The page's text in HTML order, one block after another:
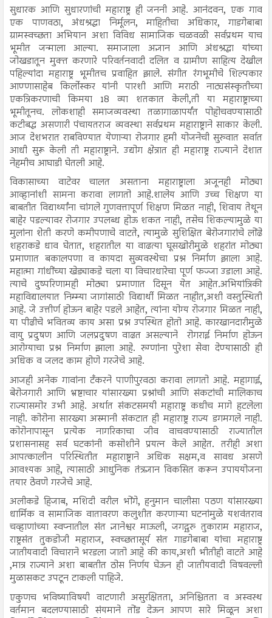
सुधारक आणि सुधारणांची महाराष्ट्र ही जननी आहे. आनंदवन, एक गाव
एक पाणवठा, अंधश्रद्धा निर्मूलन, माहितीचा अधिकार, गाडगेबाबा
ग्रामस्वच्छता अभियान अशा विविध सामाजिक चळवळी सर्वप्रथम याच
भूमीत जन्माला आल्या. समाजाला अज्ञान आणि अंधश्रद्धा यांच्या
जोखडातून मुक्त करणारे परिवर्तनवादी दलित व ग्रामीण साहित्य देखील
पहिल्यांदा महाराष्ट्र भूमीतच प्रवाहित झाले. संगीत रंगभूमीचे शिल्पकार
आण्णासाहेब किर्लोस्कर यांनी पारशी आणि मराठी नाट्यसंस्कृतीच्या
एकत्रिकरणाची किमया 18 व्या शतकात केली,ती या महाराष्ट्राच्या
भूमीतूनच. लोकशाही समाजव्यवस्था तळागाळापर्यंत पोहोचवण्यासाठी
कटीबद्ध असणारी पंचायतराज व्यवस्था सर्वप्रथम महाराष्ट्राने साकार केली.
आज देशभरात राबविण्यात येणाऱ्या रोजगार हमी योजनेची सुरुवात सर्वात
आधी सुरू केली ती महाराष्ट्राने. उद्योग क्षेत्रात ही महाराष्ट्र राज्याने देशात
नेहमीच आघाडी घेतली आहे.
विकासाच्या वाटेवर चालत असताना महाराष्ट्राला अजूनही मोठ्या
आव्हानांशी सामना करावा लागतो आहे.शालेय आणि उच्च शिक्षण या
बाबतीत विद्यार्थ्यांना चांगले गुणवत्तापूर्ण शिक्षण मिळत नाही, शिवाय तेथून
बाहेर पडल्यावर रोजगार उपलब्ध होऊ शकत नाही, तसेच शिकल्यामुळे या
मुलांना शेती करणे कमीपणाचे वाटते, त्यामुळे सुशिक्षित बेरोजगारांचे लोंढे
शहराकडे धाव घेतात, शहरातील या वाढत्या घूसखोरीमुळे शहरांत मोठ्या
प्रमाणात बकालपणा व कायदा सुव्यवस्थेचा प्रश्न निर्माण झाला आहे.
महात्मा गांधींच्या खेड्याकडे चला या विचारधारेचा पूर्ण फज्जा उडाला आहे.
त्याचे दुष्परिणामही मोठ्या प्रमाणात दिसून येत आहेत.अभियांत्रिकी
महाविद्यालयात निम्म्या जागांसाठी विद्यार्थी मिळत नाहीत,अशी वस्तुस्थिती
आहे. जे उत्तीर्ण होऊन बाहेर पडले आहेत, त्यांना योग्य रोजगार मिळत नाही,
या पीढीचे भवितव्य काय असा प्रश्न उपस्थित होतो आहे. कारखानदारीमुळे
वायु प्रदुषण आणि जलप्रदुषण वाढत असल्याने रोगराई निर्माण होऊन
आरोग्याचा प्रश्न निर्माण झाला आहे. रुग्णांना पुरेशा सेवा देण्यासाठी ही
अधिक व जलद काम होणे गरजेचे आहे.
आजही अनेक गावांना टँकरने पाणीपुरवठा करावा लागतो आहे. महागाई,
बेरोजगारी आणि भ्रष्टाचार यांसारख्या प्रश्नांची आणि संकटांची मालिकाच
राज्यासमोर उभी आहे. अर्थात संकटसमयी महाराष्ट्र कधीच मागे हटलेला
नाही. कोरोना सारख्या अस्मानी संकटात ही महाराष्ट्र राज्य डगमगले नाही.
कोरोनापासून प्रत्येक नागरिकाचा जीव वाचवण्यासाठी राज्यातील
प्रशासनासह सर्व घटकांनी कसोशीने प्रयत्न केले आहेत. तरीही अशा
आपत्कालीन परिस्थितीत महाराष्ट्राने अधिक सक्षम,व सावध असणे
आवश्यक आहे, त्यासाठी आधुनिक तंत्रज्ञान विकसित करून उपाययोजना
तयार ठेवणे गरजेचे आहे.
अलीकडे हिजाब, मशिदी वरील भोंगे, हनुमान चालीसा पठण यांसारख्या
धार्मिक व सामाजिक वातावरण कलुशीत करणाऱ्या घटनांमुळे यशवंतराव
चव्हाणांच्या स्वप्नातील संत ज्ञानेश्वर माऊली, जगद्गुरु तुकाराम महाराज,
राष्ट्रसंत तुकडोजी महाराज, स्वच्छतासूर्य संत गाडगेबाबा यांचा महाराष्ट्र
जातीयवादी विचाराने भरडला जातो आहे की काय,अशी भीतीही वाटते आहे
,मात्र राज्याने अशा बाबतीत ठोस निर्णय घेऊन ही जातीयवादी विषवल्ली
मुळासकट उपटून टाकली पाहिजे.
एकुणच भविष्याविषयी वाटणारी असुरक्षितता, अनिश्चितता व अस्वस्थ
वर्तमान बदलण्यासाठी संयमाने तोंड देऊन आपण सारे मिळून अशा